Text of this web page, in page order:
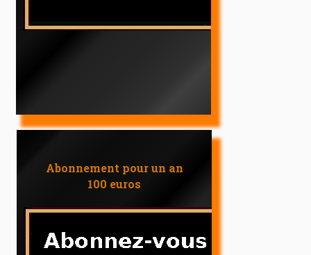
Abonnement pour un an
100 euros